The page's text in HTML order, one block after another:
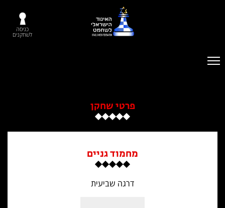
כניסה
לשחקנים
פרטי שחקן
מחמוד גניים
דרגה שביעית